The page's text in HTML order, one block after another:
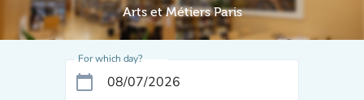
Arts et Métiers Paris
For which day?
calendar_today